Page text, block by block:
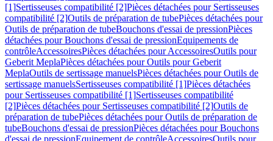
[1]Sertisseuses compatibilité [2]Pièces détachées pour Sertisseuses
compatibilité [2]Outils de préparation de tubePièces détachées pour
Outils de préparation de tubeBouchons d'essai de pressionPièces
détachées pour Bouchons d'essai de pressionEquipements de
contrôleAccessoiresPièces détachées pour AccessoiresOutils pour
Geberit MeplaPièces détachées pour Outils pour Geberit
MeplaOutils de sertissage manuelsPièces détachées pour Outils de
sertissage manuelsSertisseuses compatibilité [1]Pièces détachées
pour Sertisseuses compatibilité [1]Sertisseuses compatibilité
[2]Pièces détachées pour Sertisseuses compatibilité [2]Outils de
préparation de tubePièces détachées pour Outils de préparation de
tubeBouchons d'essai de pressionPièces détachées pour Bouchons
d'essai de pressionEquipement de contrôleAccessoiresOutils pour